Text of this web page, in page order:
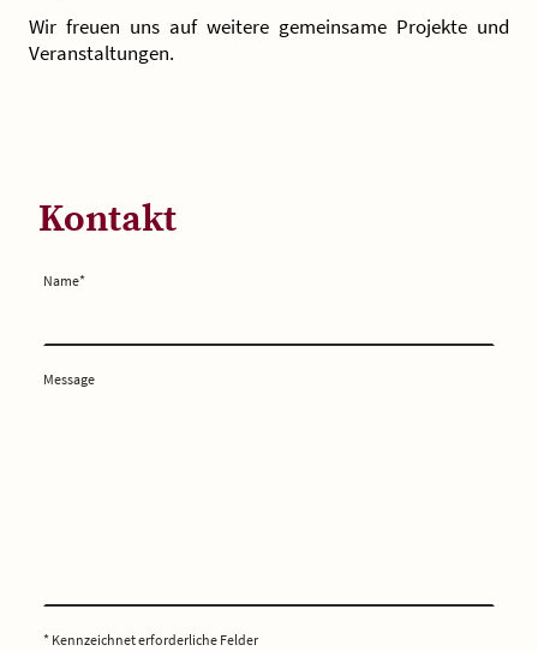
Wir freuen uns auf weitere gemeinsame Projekte und
Veranstaltungen.
Kontakt
Name*
Message
* Kennzeichnet erforderliche Felder